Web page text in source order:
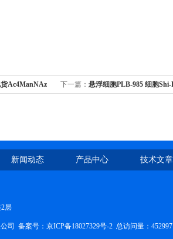
Ac4ManNAz 下一篇： 悬浮细胞PLB-985 细胞
新闻动态 产品中心 技术文章
层
司 备案号：京ICP备18027329号-2 总访问量：452997